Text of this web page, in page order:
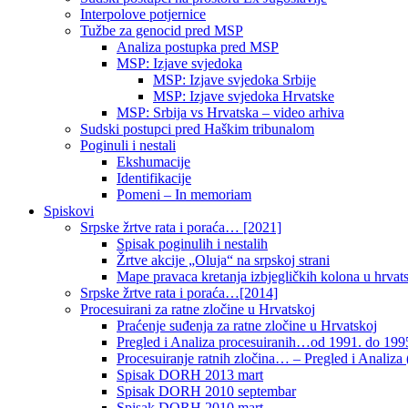
Interpolove potjernice
Tužbe za genocid pred MSP
Analiza postupka pred MSP
MSP: Izjave svjedoka
MSP: Izjave svjedoka Srbije
MSP: Izjave svjedoka Hrvatske
MSP: Srbija vs Hrvatska – video arhiva
Sudski postupci pred Haškim tribunalom
Poginuli i nestali
Ekshumacije
Identifikacije
Pomeni – In memoriam
Spiskovi
Srpske žrtve rata i poraća… [2021]
Spisak poginulih i nestalih
Žrtve akcije „Oluja“ na srpskoj strani
Mape pravaca kretanja izbjegličkih kolona u
Srpske žrtve rata i poraća…[2014]
Procesuirani za ratne zločine u Hrvatskoj
Praćenje suđenja za ratne zločine u Hrvatskoj
Pregled i Analiza procesuiranih…od 1991. do
Procesuiranje ratnih zločina… – Pregled i Analiza
Spisak DORH 2013 mart
Spisak DORH 2010 septembar